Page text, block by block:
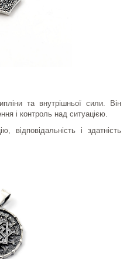
та внутрішньої сили. Він
і контроль над ситуацією.
відповідальність і здатність